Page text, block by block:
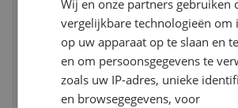
8.2
JAN 2024
Wij en onze partners gebruiken
vergelijkbare technologieën
op uw apparaat op te slaan en
en om persoonsgegevens te
zoals uw IP-adres, unieke
en browsegegevens, voor